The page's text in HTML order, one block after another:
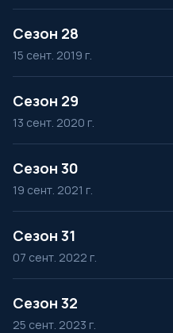
Сезон 28
15 сент. 2019 г.
Сезон 29
13 сент. 2020 г.
Сезон 30
19 сент. 2021 г.
Сезон 31
07 сент. 2022 г.
Сезон 32
25 сент. 2023 г.